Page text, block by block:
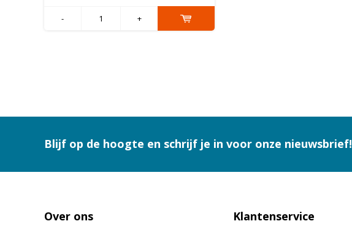
- +
Blijf op de hoogte en schrijf je in voor onze nieuwsbrief!
Over ons Klantenservice